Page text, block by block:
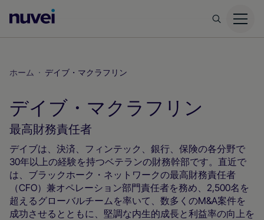
ホ
ム
ー
ジ
ホーム デイブ・マクラフリン
デイブ・マクラフリン
最高財務責任者
デイブは、決済、フィンテック、銀行、保険の各分野で
30年以上の経験を持つベテランの財務幹部です。直近で
は、ブラックホーク・ネットワークの最高財務責任者
（CFO）兼オペレーション部門責任者を務め、2,500名を
超えるグローバルチームを率いて、数多くのM&A案件を
成功させるとともに、堅調な内生的成長と利益率の向上を